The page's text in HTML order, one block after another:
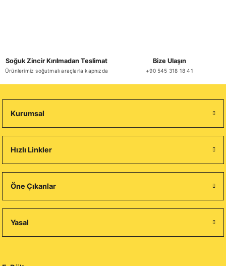
Soğuk Zincir Kırılmadan Teslimat
Ürünlerimiz soğutmalı araçlarla kapnızda
Bize Ulaşın
+90 545 318 18 41
Kurumsal
Hızlı Linkler
Öne Çıkanlar
Yasal